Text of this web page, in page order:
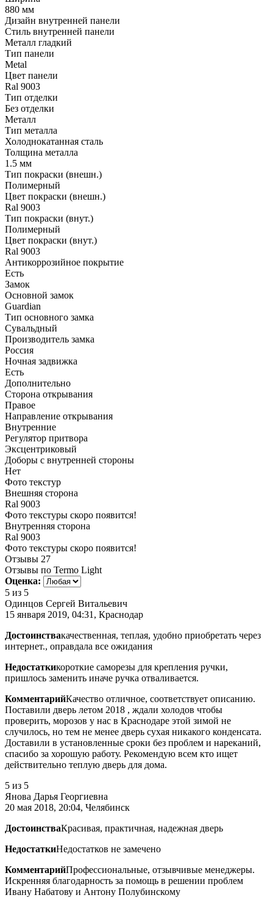
880 мм
Дизайн внутренней панели
Стиль внутренней панели
Металл гладкий
Тип панели
Metal
Цвет панели
Ral 9003
Тип отделки
Без отделки
Металл
Тип металла
Холоднокатанная сталь
Толщина металла
1.5 мм
Тип покраски (внешн.)
Полимерный
Цвет покраски (внешн.)
Ral 9003
Тип покраски (внут.)
Полимерный
Цвет покраски (внут.)
Ral 9003
Антикоррозийное покрытие
Есть
Замок
Основной замок
Guardian
Тип основного замка
Сувальдный
Производитель замка
Россия
Ночная задвижка
Есть
Дополнительно
Сторона открывания
Правое
Направление открывания
Внутренние
Регулятор притвора
Эксцентриковый
Доборы с внутренней стороны
Нет
Фото текстур
Внешняя сторона
Ral 9003
Фото текстуры скоро появится!
Внутренняя сторона
Ral 9003
Фото текстуры скоро появится!
Отзывы 27
Отзывы по Termo Light
Оценка:
5 из 5
Одинцов Сергей Витальевич
15 января 2019, 04:31, Краснодар
Достоинствакачественная, теплая, удобно приобретать через
интернет., оправдала все ожидания
Недостаткикороткие саморезы для крепления ручки,
пришлось заменить иначе ручка отваливается.
КомментарийКачество отличное, соответствует описанию.
Поставили дверь летом 2018 , ждали холодов чтобы
проверить, морозов у нас в Краснодаре этой зимой не
случилось, но тем не менее дверь сухая никакого конденсата.
Доставили в установленные сроки без проблем и нареканий,
спасибо за хорошую работу. Рекомендую всем кто ищет
действительно теплую дверь для дома.
5 из 5
Янова Дарья Георгиевна
20 мая 2018, 20:04, Челябинск
ДостоинстваКрасивая, практичная, надежная дверь
НедостаткиНедостатков не замечено
КомментарийПрофессиональные, отзывчивые менеджеры.
Искренняя благодарность за помощь в решении проблем
Ивану Набатову и Антону Полубинскому